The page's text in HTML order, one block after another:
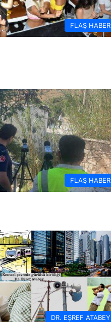
FLAŞ HABER
FLAŞ HABER
DR. EŞREF ATABEY